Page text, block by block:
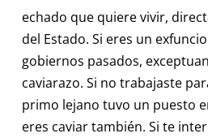
echado que quiere vivir,
del Estado. Si eres un
gobiernos pasados,
caviarazo. Si no trabajaste
primo lejano tuvo un puesto
eres caviar también. Si te